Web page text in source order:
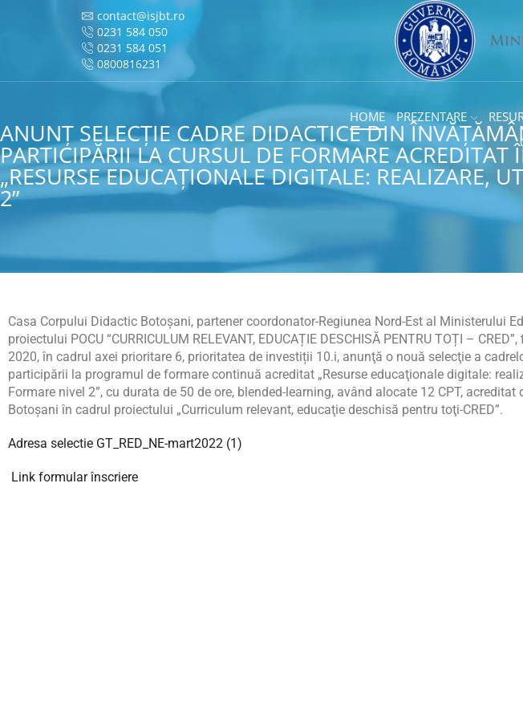
contact@isjbt.ro
0231 584 050
0231 584 051
0800816231
HOME PREZENTARE
ANUNȚ SELECŢIE CADRE DIDACTICE DIN
PARTICIPĂRII LA CURSUL DE FORMARE
„RESURSE EDUCAŢIONALE DIGITALE: REALIZARE,
2”
Casa Corpului Didactic Botoşani, partener coordonator-Regiunea Nord-Est al Ministerului
proiectului POCU “CURRICULUM RELEVANT, EDUCAȚIE DESCHISĂ PENTRU TOȚI –
2020, în cadrul axei prioritare 6, prioritatea de investiții 10.i, anunţă o nouă selecţie a
participării la programul de formare continuă acreditat „Resurse educaţionale digitale:
Formare nivel 2”, cu durata de 50 de ore, blended-learning, având alocate 12 CPT,
Botoşani în cadrul proiectului „Curriculum relevant, educaţie deschisă pentru toţi-CRED”.
Adresa selectie GT_RED_NE-mart2022 (1)
Link formular înscriere